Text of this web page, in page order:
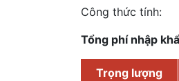
Công thức tính:
Tổng phí nhập
Trọng lượng